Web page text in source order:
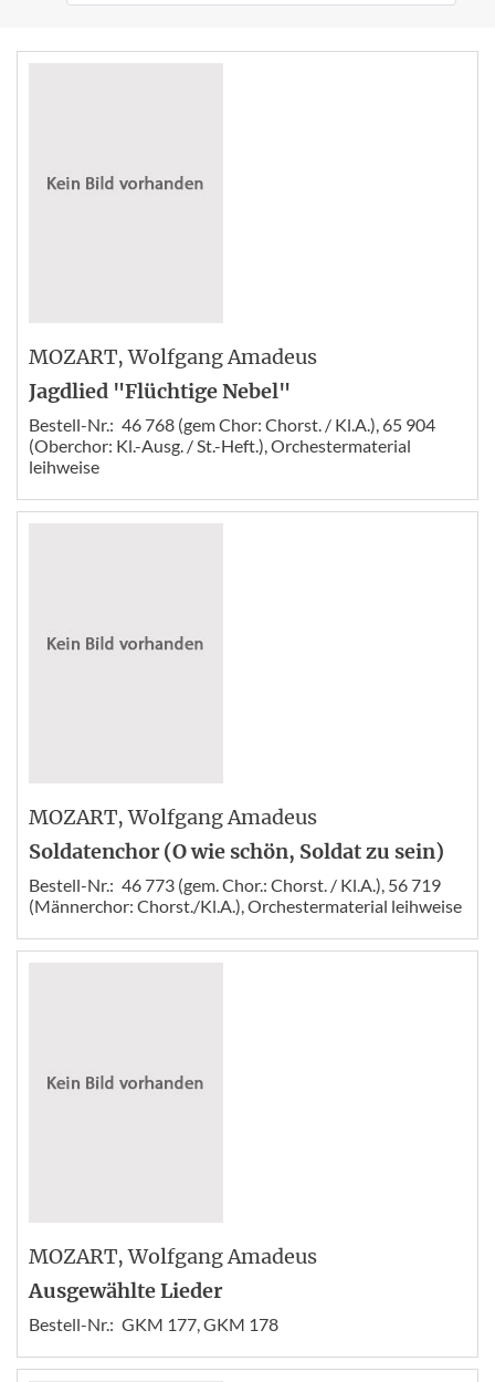
MOZART, Wolfgang Amadeus
Jagdlied "Flüchtige Nebel"
Bestell-Nr.: 46 768 (gem Chor: Chorst. / Kl.A.), 65 904
(Oberchor: Kl.-Ausg. / St.-Heft.), Orchestermaterial
leihweise
MOZART, Wolfgang Amadeus
Soldatenchor (O wie schön, Soldat zu sein)
Bestell-Nr.: 46 773 (gem. Chor.: Chorst. / Kl.A.), 56 719
(Männerchor: Chorst./Kl.A.), Orchestermaterial leihweise
MOZART, Wolfgang Amadeus
Ausgewählte Lieder
Bestell-Nr.: GKM 177, GKM 178